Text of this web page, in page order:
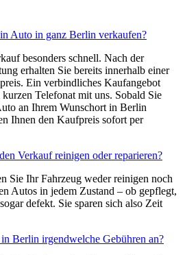
Auto in ganz Berlin verkaufen?
besonders schnell. Nach der
erhalten Sie bereits innerhalb einer
Ein verbindliches Kaufangebot
Telefonat mit uns. Sobald Sie
an Ihrem Wunschort in Berlin
Ihnen den Kaufpreis sofort per
Verkauf reinigen oder reparieren?
Sie Ihr Fahrzeug weder reinigen noch
Autos in jedem Zustand – ob gepflegt,
defekt. Sie sparen sich also Zeit
Berlin irgendwelche Gebühren an?